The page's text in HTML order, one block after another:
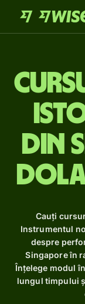
din
Cauți
Instrumentul
despre
Singapore în
Înțelege modul
lungul timpului